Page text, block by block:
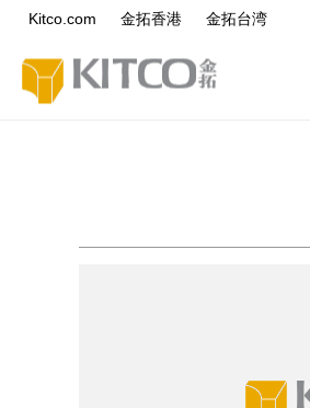
Kitco.com 金拓香港 金拓台湾